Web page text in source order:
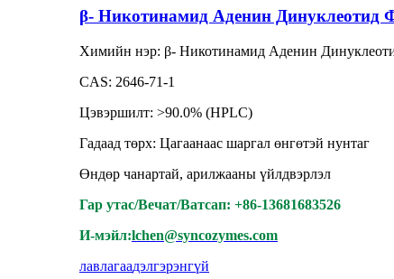
β- Никотинамид Аденин Динуклеотид
Химийн нэр: β- Никотинамид Аденин
CAS: 2646-71-1
Цэвэршилт: >90.0% (HPLC)
Гадаад төрх: Цагаанаас шаргал өнгөтэй нунтаг
Өндөр чанартай, арилжааны үйлдвэрлэл
Гар утас/Вечат/Ватсап: +86-13681683526
И-мэйл:lchen@syncozymes.com
лавлагаадэлгэрэнгүй